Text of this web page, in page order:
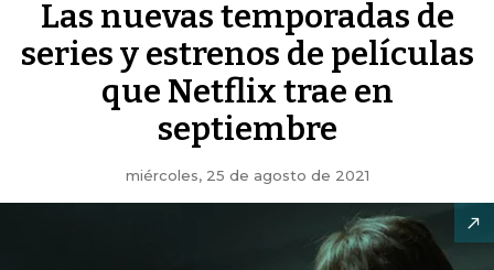
Las nuevas temporadas de
series y estrenos de películas
que Netflix trae en
septiembre
miércoles, 25 de agosto de 2021